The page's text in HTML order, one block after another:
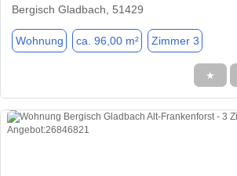
Bergisch Gladbach, 51429
Wohnung ca. 96,00 m² Zimmer 3
★